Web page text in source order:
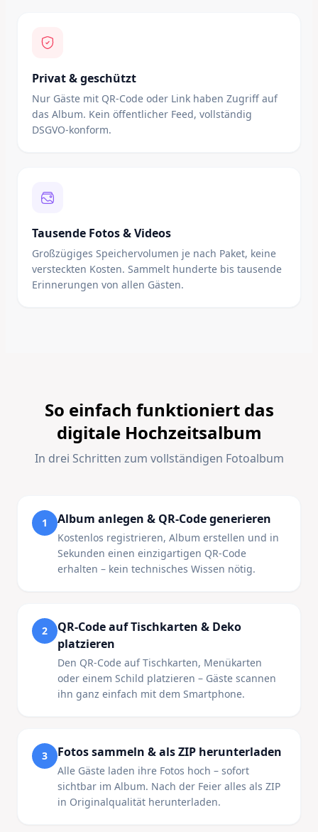
Privat & geschützt
Nur Gäste mit QR-Code oder Link haben Zugriff auf
das Album. Kein öffentlicher Feed, vollständig
DSGVO-konform.
Tausende Fotos & Videos
Großzügiges Speichervolumen je nach Paket, keine
versteckten Kosten. Sammelt hunderte bis tausende
Erinnerungen von allen Gästen.
So einfach funktioniert das
digitale Hochzeitsalbum
In drei Schritten zum vollständigen Fotoalbum
1 Album anlegen & QR-Code generieren
Kostenlos registrieren, Album erstellen und in
Sekunden einen einzigartigen QR-Code
erhalten – kein technisches Wissen nötig.
2
QR-Code auf Tischkarten & Deko
platzieren
Den QR-Code auf Tischkarten, Menükarten
oder einem Schild platzieren – Gäste scannen
ihn ganz einfach mit dem Smartphone.
3 Fotos sammeln & als ZIP herunterladen
Alle Gäste laden ihre Fotos hoch – sofort
sichtbar im Album. Nach der Feier alles als ZIP
in Originalqualität herunterladen.